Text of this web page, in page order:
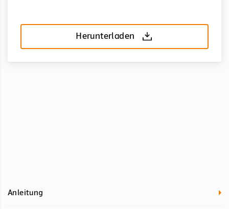
Herunterladen
Anleitung